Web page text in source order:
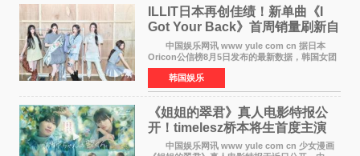
ILLIT日本再创佳绩！新单曲《I
Got Your Back》首周销量刷新自
身纪录
中国娱乐网讯 www yule com cn 据日本
Oricon公信榜8月5日发布的最新数据，韩国女团
ILLIT在日本发行的第二张单曲《I Got Your
Back》首周销量达到71,009张，成功跻身最新一
期周单曲排行
韩国娱乐
《姐姐的翠君》真人电影特报公
开！timelesz桥本将生首度主演
12月4日上映
中国娱乐网讯 www yule com cn 少女漫画